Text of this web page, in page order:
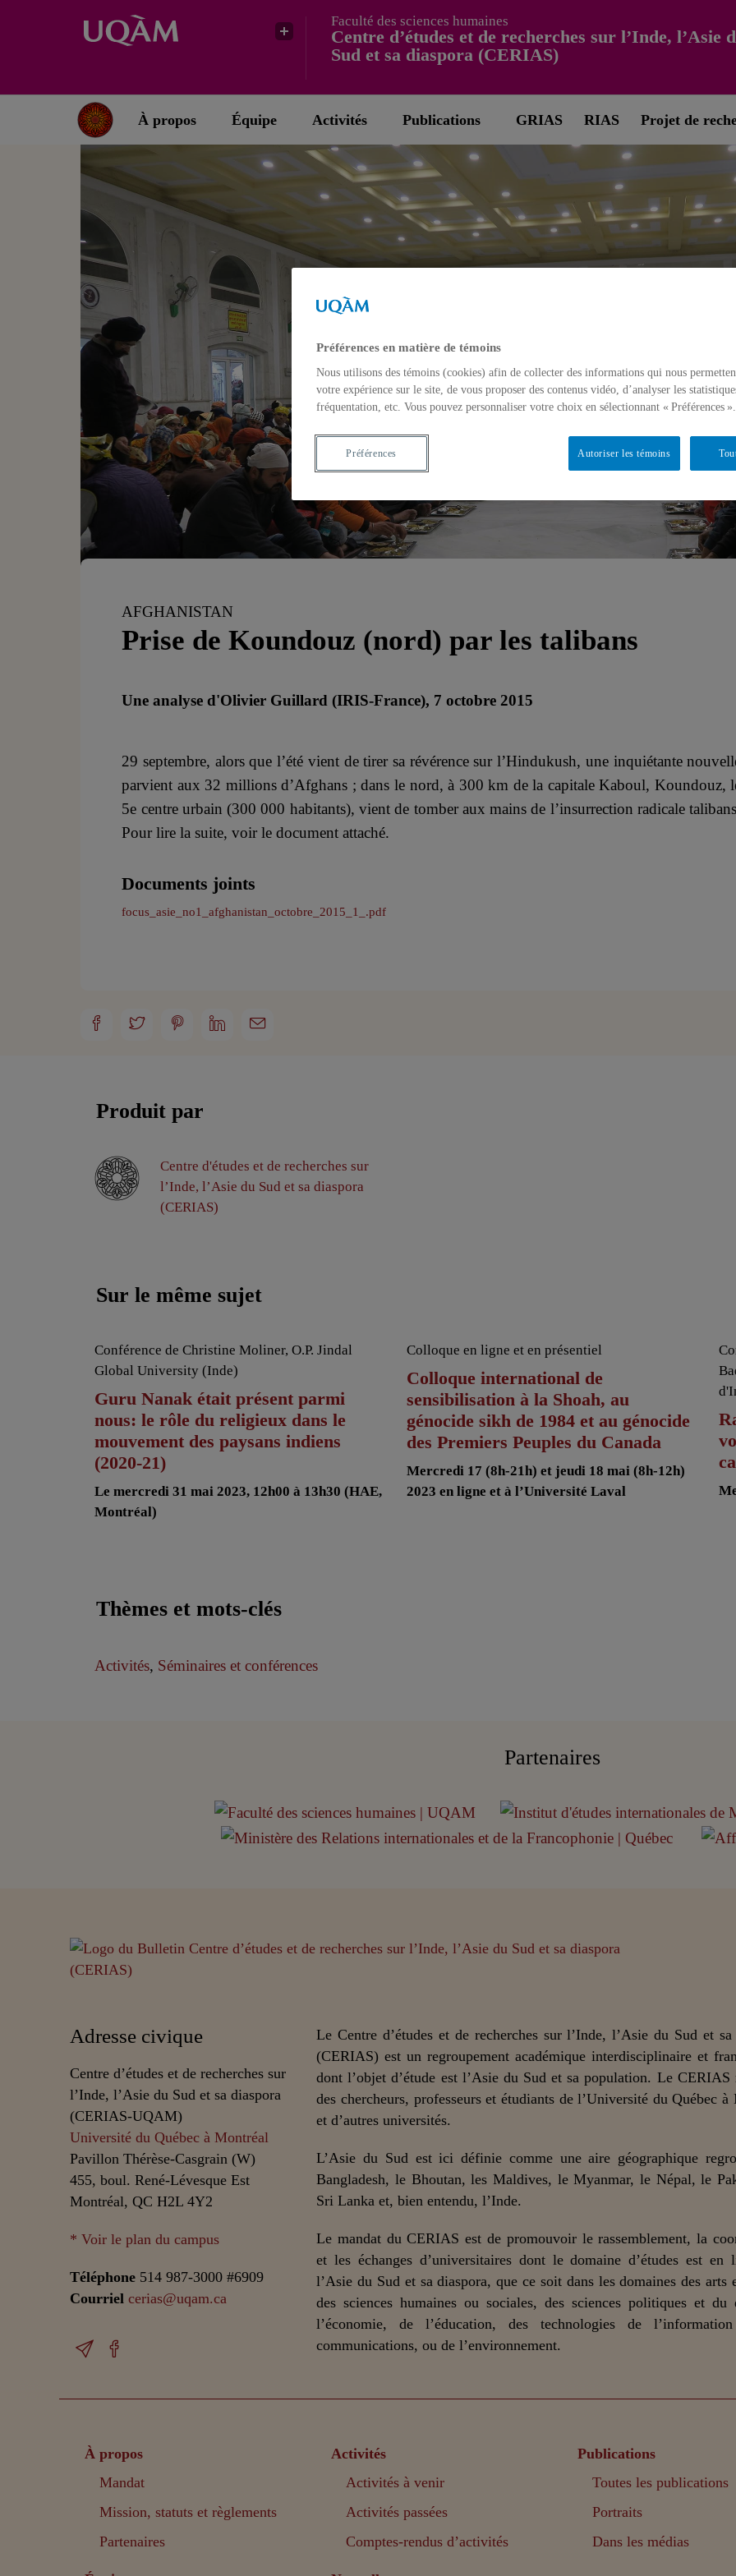
Faculté des sciences humaines
Centre d’études et de recherches sur l’Inde, l’Asie
Sud et sa diaspora (CERIAS)
À propos Équipe Activités Publications GRIAS RIAS Projet de
AFGHANISTAN
Prise de Koundouz (nord) par les talibans
Une analyse d'Olivier Guillard (IRIS-France), 7 octobre 2015
29 septembre, alors que l’été vient de tirer sa révérence sur l’Hindukush, une inquiétante
parvient aux 32 millions d’Afghans ; dans le nord, à 300 km de la capitale Kaboul, Koundouz,
5e centre urbain (300 000 habitants), vient de tomber aux mains de l’insurrection radicale
Pour lire la suite, voir le document attaché.
Documents joints
focus_asie_no1_afghanistan_octobre_2015_1_.pdf
Produit par
Centre d'études et de recherches sur
l’Inde, l’Asie du Sud et sa diaspora
(CERIAS)
Sur le même sujet
Conférence de Christine Moliner, O.P. Jindal
Global University (Inde)
Guru Nanak était présent parmi
nous: le rôle du religieux dans le
mouvement des paysans indiens
(2020-21)
Le mercredi 31 mai 2023, 12h00 à 13h30 (HAE,
Montréal)
Colloque en ligne et en présentiel
Colloque international de
sensibilisation à la Shoah, au
génocide sikh de 1984 et au génocide
des Premiers Peuples du Canada
Mercredi 17 (8h-21h) et jeudi 18 mai (8h-12h)
2023 en ligne et à l’Université Laval
Thèmes et mots-clés
Activités, Séminaires et conférences
Partenaires
Adresse civique
Centre d’études et de recherches sur
l’Inde, l’Asie du Sud et sa diaspora
(CERIAS-UQAM)
Université du Québec à Montréal
Pavillon Thérèse-Casgrain (W)
455, boul. René-Lévesque Est
Montréal, QC H2L 4Y2
* Voir le plan du campus
Téléphone 514 987-3000 #6909
Courriel cerias@uqam.ca
Le Centre d’études et de recherches sur l’Inde, l’Asie du Sud et sa
(CERIAS) est un regroupement académique interdisciplinaire et
dont l’objet d’étude est l’Asie du Sud et sa population. Le CERIAS
des chercheurs, professeurs et étudiants de l’Université du Québec à
et d’autres universités.
L’Asie du Sud est ici définie comme une aire géographique
Bangladesh, le Bhoutan, les Maldives, le Myanmar, le Népal, le
Sri Lanka et, bien entendu, l’Inde.
Le mandat du CERIAS est de promouvoir le rassemblement, la
et les échanges d’universitaires dont le domaine d’études est en
l’Asie du Sud et sa diaspora, que ce soit dans les domaines des arts
des sciences humaines ou sociales, des sciences politiques et du
l’économie, de l’éducation, des technologies de
communications, ou de l’environnement.
À propos
Mandat
Mission, statuts et règlements
Partenaires
Activités
Activités à venir
Activités passées
Comptes-rendus d’activités
Publications
Toutes les publications
Portraits
Dans les médias
Préférences en matière de témoins
Nous utilisons des témoins (cookies) afin de collecter des informations qui nous
votre expérience sur le site, de vous proposer des contenus vidéo, d’analyser les
fréquentation, etc. Vous pouvez personnaliser votre choix en sélectionnant « Préférences ».
Autoriser les témoins
Préférences